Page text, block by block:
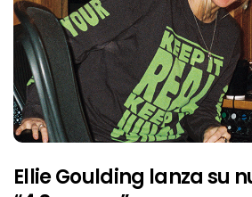
Ellie Goulding lanza su